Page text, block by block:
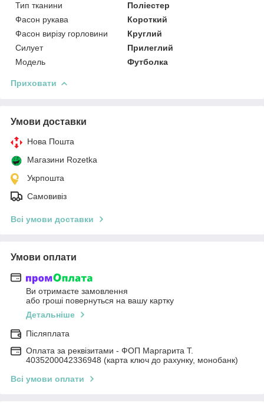
Тип тканини
Поліестер
Фасон рукава
Короткий
Фасон вирізу горловини
Круглий
Силует
Прилеглий
Мoдель
Футболка
Приховати
Умови доставки
Нова Пошта
Магазини Rozetka
Укрпошта
Самовивіз
Всі умови доставки
Умови оплати
Ви отримаєте замовлення
або гроші повернуться на вашу картку
Детальніше
Післяплата
Оплата за реквізитами - ФОП Маргарита Т.
4035200042336948 (карта ключ до рахунку, монобанк)
Всі умови оплати